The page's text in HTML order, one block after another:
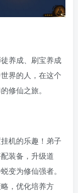
养成、刷宝养成
界的人，在这个
修仙之旅。
机的乐趣！弟子
装备，升级道
变为修仙强者。
，优化培养方